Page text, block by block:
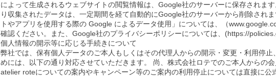
によって生成されるウェブサイトの閲覧情報は、Google社のサーバーに保存されま
り収集されたデータは、一定期間を経て自動的にGoogle社のサーバーから削除され
トやアプリを使用する際の Google によるデータ使用」については、（
確認ください。また、Google社のプライバシーポリシーについては、(https://
個人情報の開示等に応じる手続きについて
弊社では、保有個人データのご本人もしくはその代理人からの開示・変更・利用停
めには、以下の通り対応させていただきます。 尚、株式会社ロテでのご本人からの
atelier roteについての案内やキャンペーン等のご案内の利用停止については直接に